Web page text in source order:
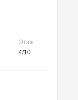
Этаж
4/10